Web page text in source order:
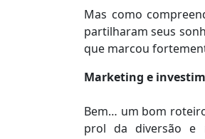
Mas como
partilharam seus
que marcou
Marketing e
Bem… um bom
prol da diversão e